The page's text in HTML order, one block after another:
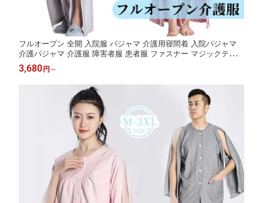
フルオープン 全開 入院服 パジャマ 介護用寝間着 入院パジャマ
介護パジャマ 介護服 障害者服 患者服 ファスナー マジックテープ
上下セット 綿 介護用品 春秋 レディース メンズ 高齢者 長袖 骨折
薄手 寝たきり 術後 看護 介護 入院
3,680円 ～